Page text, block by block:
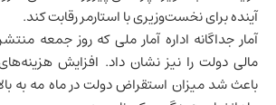
آینده برای نخست‌وزیری با استارمر رقابت کند.
آمار جداگانه اداره آمار ملی که روز جمعه
مالی دولت را نیز نشان داد. افزایش
باعث شد میزان استقراض دولت در ماه مه به